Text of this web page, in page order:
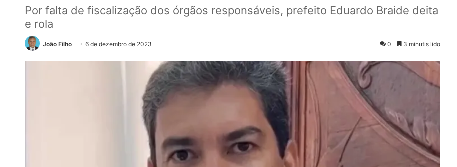
Por falta de fiscalização dos órgãos responsáveis, prefeito Eduardo Braide deita
e rola
João Filho 6 de dezembro de 2023 0 3 minutis lido